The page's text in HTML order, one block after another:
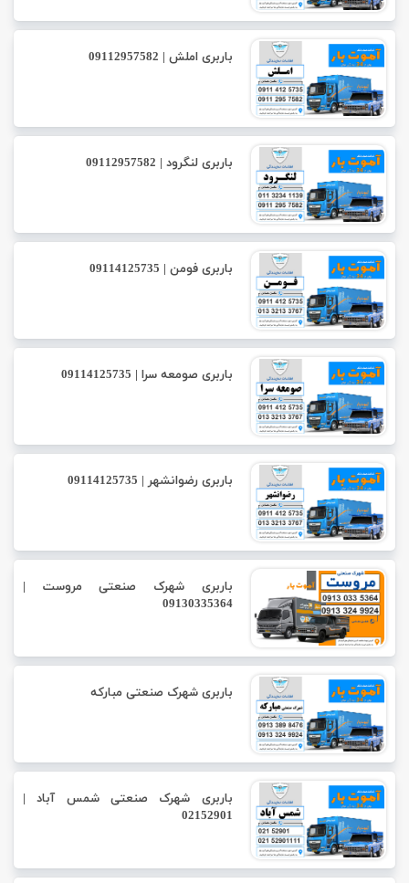
باربری املش | 09112957582
باربری لنگرود | 09112957582
باربری فومن | 09114125735
باربری صومعه سرا | 09114125735
باربری رضوانشهر | 09114125735
باربری شهرک صنعتی مروست |
09130335364
باربری شهرک صنعتی مبارکه
باربری شهرک صنعتی شمس آباد |
02152901